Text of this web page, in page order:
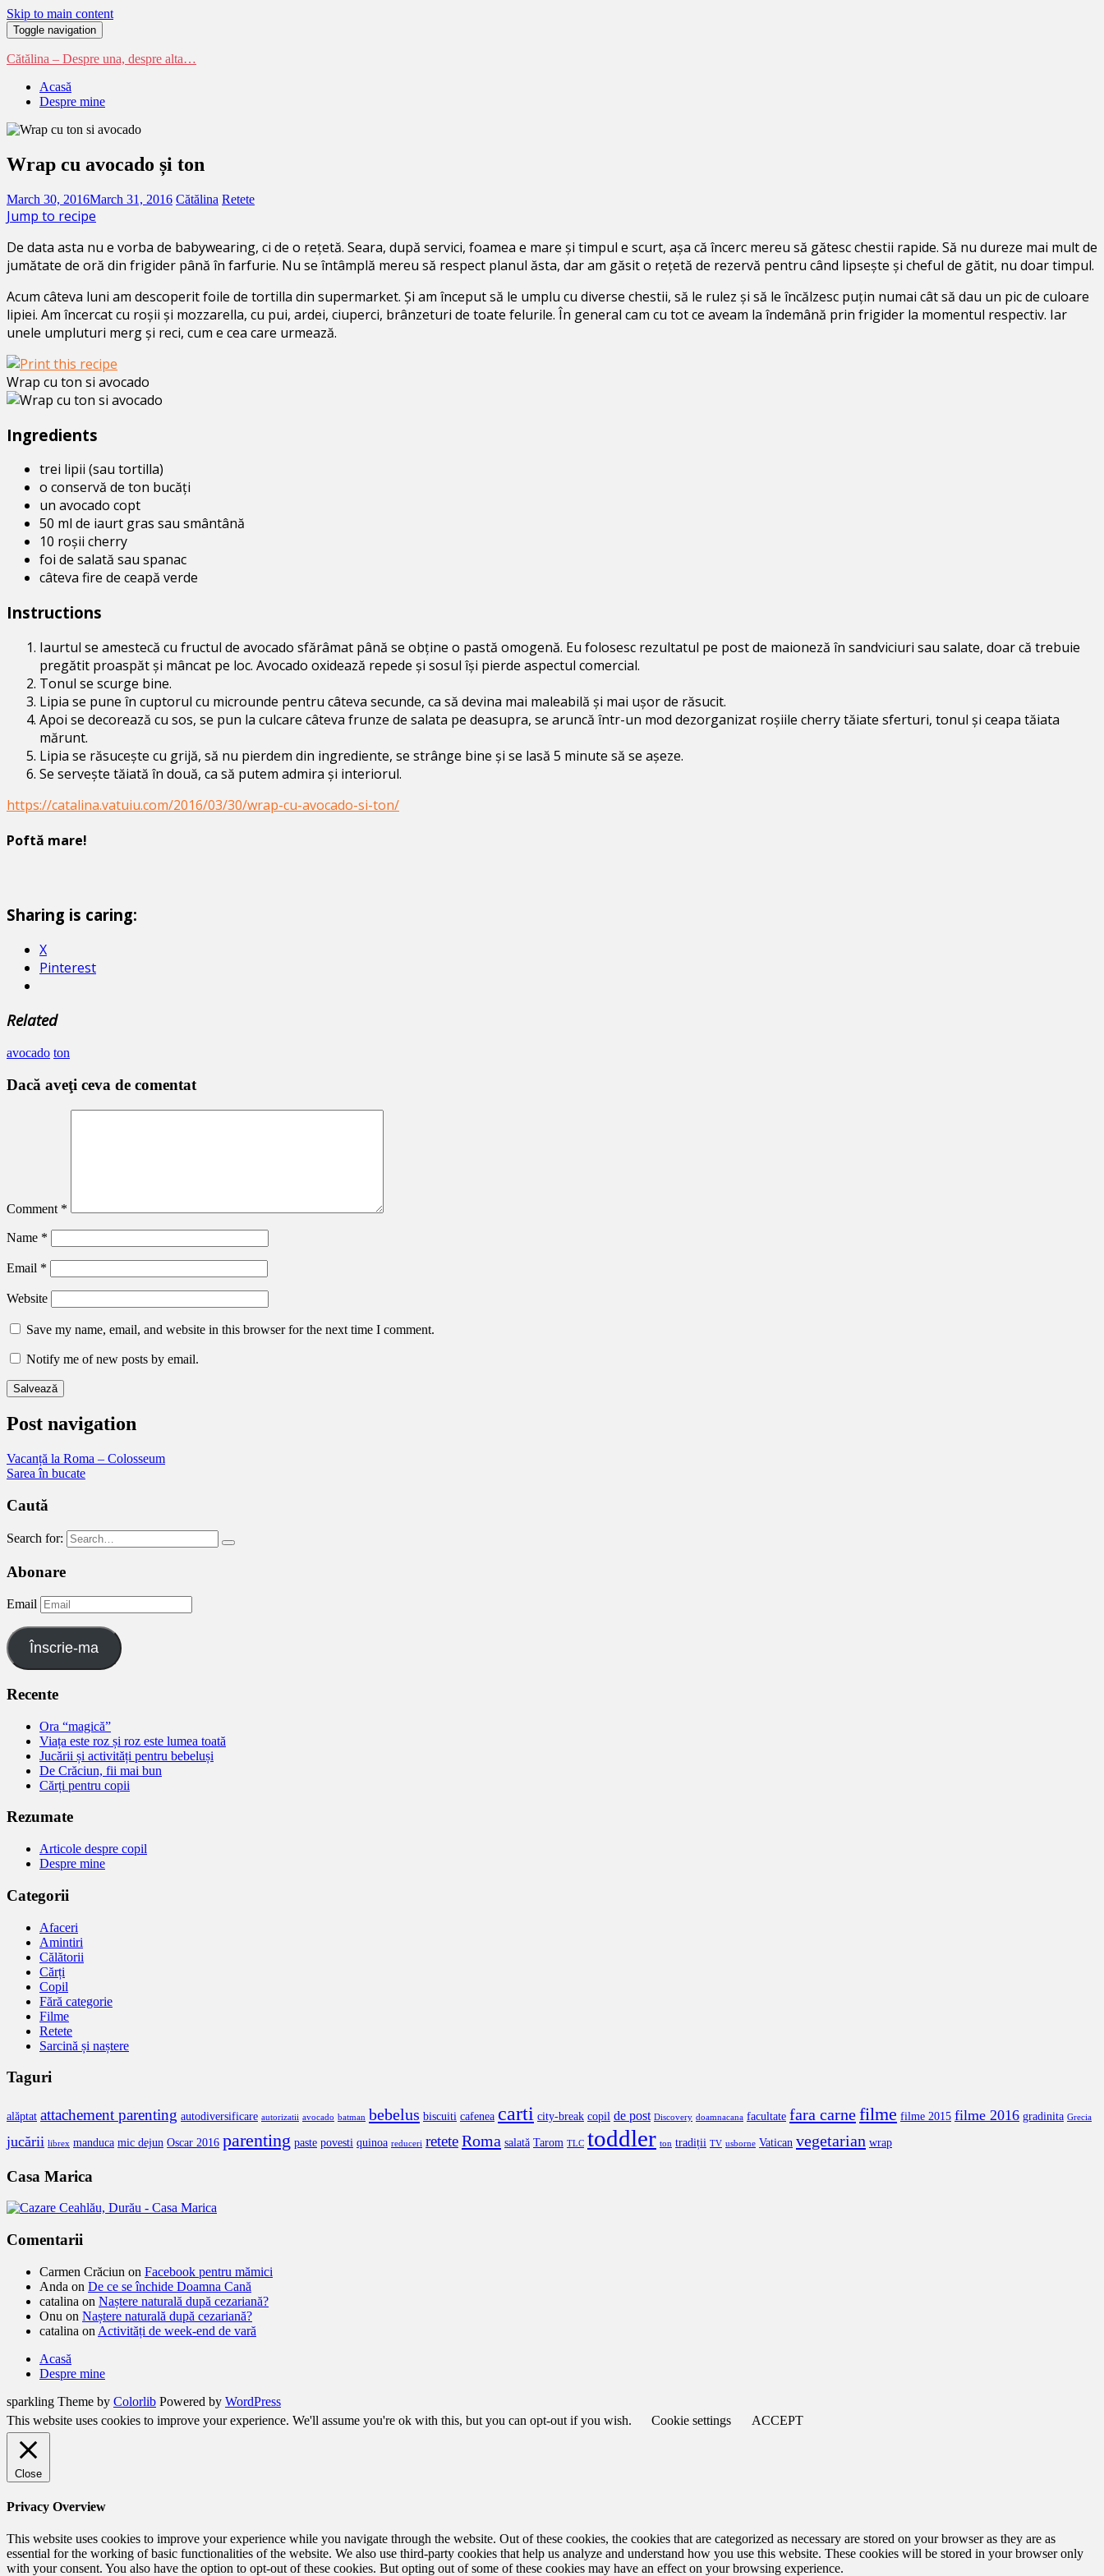
Skip to main content
Toggle navigation
Cătălina – Despre una, despre alta…
Acasă
Despre mine
Wrap cu avocado și ton
March 30, 2016March 31, 2016 Cătălina Retete
Jump to recipe
De data asta nu e vorba de babywearing, ci de o rețetă. Seara, după servici, foamea e mare și timpul e scurt, așa că încerc mereu să gătesc chestii rapide. Să nu dureze mai mult de
jumătate de oră din frigider până în farfurie. Nu se întâmplă mereu să respect planul ăsta, dar am găsit o rețetă de rezervă pentru când lipsește și cheful de gătit, nu doar timpul.
Acum câteva luni am descoperit foile de tortilla din supermarket. Și am început să le umplu cu diverse chestii, să le rulez și să le încălzesc puțin numai cât să dau un pic de culoare
lipiei. Am încercat cu roșii și mozzarella, cu pui, ardei, ciuperci, brânzeturi de toate felurile. În general cam cu tot ce aveam la îndemână prin frigider la momentul respectiv. Iar
unele umpluturi merg și reci, cum e cea care urmează.
Wrap cu ton si avocado
Ingredients
trei lipii (sau tortilla)
o conservă de ton bucăți
un avocado copt
50 ml de iaurt gras sau smântână
10 roșii cherry
foi de salată sau spanac
câteva fire de ceapă verde
Instructions
Iaurtul se amestecă cu fructul de avocado sfărâmat până se obține o pastă omogenă. Eu folosesc rezultatul pe post de maioneză în sandviciuri sau salate, doar că trebuie
pregătit proaspăt și mâncat pe loc. Avocado oxidează repede și sosul își pierde aspectul comercial.
Tonul se scurge bine.
Lipia se pune în cuptorul cu microunde pentru câteva secunde, ca să devina mai maleabilă și mai ușor de răsucit.
Apoi se decorează cu sos, se pun la culcare câteva frunze de salata pe deasupra, se aruncă într-un mod dezorganizat roșiile cherry tăiate sferturi, tonul și ceapa tăiata
mărunt.
Lipia se răsucește cu grijă, să nu pierdem din ingrediente, se strânge bine și se lasă 5 minute să se așeze.
Se servește tăiată în două, ca să putem admira și interiorul.
https://catalina.vatuiu.com/2016/03/30/wrap-cu-avocado-si-ton/
Poftă mare!
Sharing is caring:
X
Pinterest
Related
avocado ton
Dacă aveţi ceva de comentat
Comment *
Name *
Email *
Website
Save my name, email, and website in this browser for the next time I comment.
Notify me of new posts by email.
Post navigation
Vacanță la Roma – Colosseum
Sarea în bucate
Caută
Search for:
Abonare
Email
Înscrie-ma
Recente
Ora “magică”
Viața este roz și roz este lumea toată
Jucării și activități pentru bebeluși
De Crăciun, fii mai bun
Cărți pentru copii
Rezumate
Articole despre copil
Despre mine
Categorii
Afaceri
Amintiri
Călătorii
Cărți
Copil
Fără categorie
Filme
Retete
Sarcină și naștere
Taguri
alăptat attachement parenting autodiversificare autorizatii avocado batman bebelus biscuiti cafenea carti city-break copil de post Discovery doamnacana facultate fara carnefilme filme 2015 filme 2016 gradinita Grecia
jucării librex manduca mic dejun Oscar 2016 parenting paste povesti quinoa reduceri reteteRoma salată Tarom TLC toddler ton tradiții TV usborne Vatican vegetarian wrap
Casa Marica
Comentarii
Carmen Crăciun on Facebook pentru mămici
Anda on De ce se închide Doamna Cană
catalina on Naștere naturală după cezariană?
Onu on Naștere naturală după cezariană?
catalina on Activități de week-end de vară
Acasă
Despre mine
sparkling Theme by Colorlib Powered by WordPress
This website uses cookies to improve your experience. We'll assume you're ok with this, but you can opt-out if you wish.
Cookie settings ACCEPT
Close
Privacy Overview
This website uses cookies to improve your experience while you navigate through the website. Out of these cookies, the cookies that are categorized as necessary are stored on your browser as they are as
essential for the working of basic functionalities of the website. We also use third-party cookies that help us analyze and understand how you use this website. These cookies will be stored in your browser only
with your consent. You also have the option to opt-out of these cookies. But opting out of some of these cookies may have an effect on your browsing experience.